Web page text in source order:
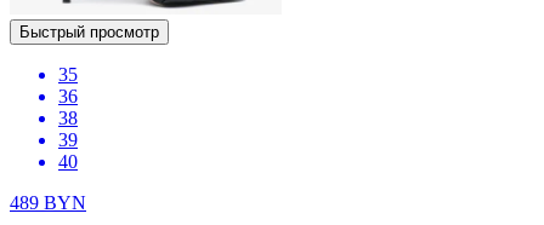
Быстрый просмотр
35
36
38
39
40
489 BYN